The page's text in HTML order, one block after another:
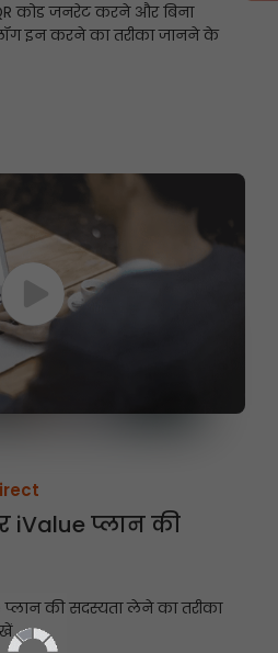
कोड जनरेट करने और बिना
इन करने का तरीका जानने के
iValue प्लान की
की सदस्यता लेने का तरीका